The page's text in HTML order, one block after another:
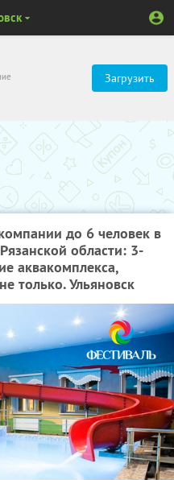
Загрузить
до 6 человек в
области: 3-
аквакомплекса,
только. Ульяновск